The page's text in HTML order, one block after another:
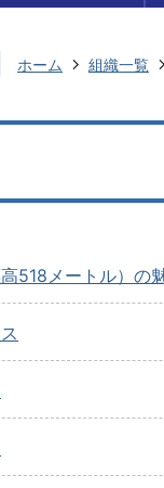
ホーム 組織一覧
518メートル）の